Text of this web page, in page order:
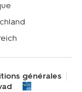
générales